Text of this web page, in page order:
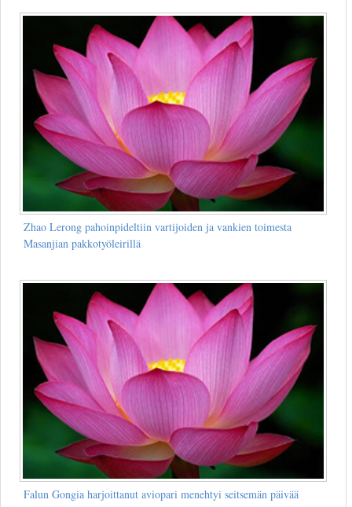
Zhao Lerong pahoinpideltiin vartijoiden ja vankien toimesta
Masanjian pakkotyöleirillä
Falun Gongia harjoittanut aviopari menehtyi seitsemän päivää